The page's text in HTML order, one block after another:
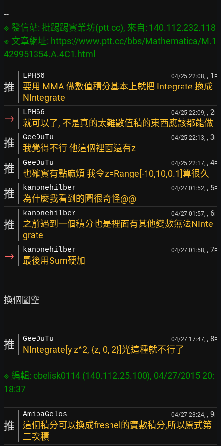
※ 發信站: 批踢踢實業坊(ptt.cc), 來自: 140.112.232.118
※ 文章網址: https://www.ptt.cc/bbs/Mathematica/M.1
429951354.A.4C1.html
推
LPH66 04/25 22:08, , 1 F
要用 MMA 做數值積分基本上就把 Integrate 換成
NIntegrate
→ LPH66 04/25 22:09, , 2F
就可以了, 不是真的太難數值積的東西應該都能做
推 GeeDuTu 04/25 22:13, , 3F
我覺得不行 他這個裡面還有z
推 GeeDuTu 04/25 22:17, , 4F
也確實有點麻煩 我令z=Range[-10,10,0.1]算很久
推 kanonehilber 04/27 01:52, , 5F
為什麼我看到的圖很奇怪@@
推
kanonehilber 04/27 01:57, , 6F
之前遇到一個積分也是裡面有其他變數無法NInte
grate
→ kanonehilber 04/27 01:58, , 7F
最後用Sum硬加
換個圖空
推 GeeDuTu 04/27 17:47, , 8F
NIntegrate[y z^2, {z, 0, 2}]光這種就不行了
※ 編輯: obelisk0114 (140.112.25.100), 04/27/2015 20:
推
AmibaGelos 04/27 23:24, , 9F
這個積分可以換成fresnel的實數積分,所以原式第
二次積